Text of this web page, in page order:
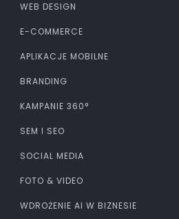
WEB DESIGN
E-COMMERCE
APLIKACJE MOBILNE
BRANDING
KAMPANIE 360°
SEM I SEO
SOCIAL MEDIA
FOTO & VIDEO
WDROŻENIE AI W BIZNESIE